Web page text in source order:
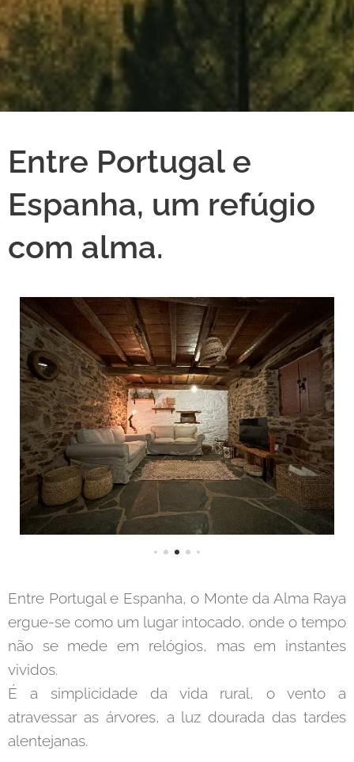
Entre Portugal e
Espanha, um refúgio
com alma.
Entre Portugal e Espanha, o Monte da Alma Raya
ergue-se como um lugar intocado, onde o tempo
não se mede em relógios, mas em instantes
vividos.
É a simplicidade da vida rural, o vento a
atravessar as árvores, a luz dourada das tardes
alentejanas.